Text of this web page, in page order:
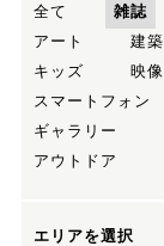
全て
雑誌
アート
建
キッズ
映像
スマートフォン
ギャラリー
アウトドア
エリアを選択